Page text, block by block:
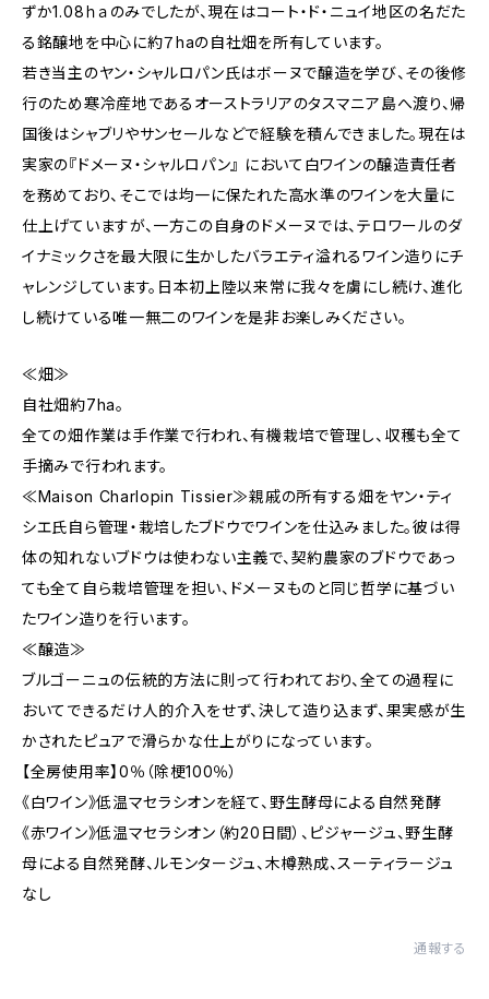
ずか1.08ｈａのみでしたが、現在はコート・ド・ニュイ地区の名だた
る銘醸地を中心に約７haの自社畑を所有しています。
若き当主のヤン・シャルロパン氏はボーヌで醸造を学び、その後修
行のため寒冷産地であるオーストラリアのタスマニア島へ渡り、帰
国後はシャブリやサンセールなどで経験を積んできました。現在は
実家の『ドメーヌ・シャルロパン』 において白ワインの醸造責任者
を務めており、そこでは均一に保たれた高水準のワインを大量に
仕上げていますが、一方この自身のドメーヌでは、テロワールのダ
イナミックさを最大限に生かしたバラエティ溢れるワイン造りにチ
ャレンジしています。日本初上陸以来常に我々を虜にし続け、進化
し続けている唯一無二のワインを是非お楽しみください。
≪畑≫
自社畑約7ha。
全ての畑作業は手作業で行われ、有機栽培で管理し、収穫も全て
手摘みで行われます。
≪Maison Charlopin Tissier≫親戚の所有する畑をヤン・ティ
シエ氏自ら管理・栽培したブドウでワインを仕込みました。彼は得
体の知れないブドウは使わない主義で、契約農家のブドウであっ
ても全て自ら栽培管理を担い、ドメーヌものと同じ哲学に基づい
たワイン造りを行います。
≪醸造≫
ブルゴーニュの伝統的方法に則って行われており、全ての過程に
おいてできるだけ人的介入をせず、決して造り込まず、果実感が生
かされたピュアで滑らかな仕上がりになっています。
【全房使用率】0％（除梗100％）
《白ワイン》低温マセラシオンを経て、野生酵母による自然発酵
《赤ワイン》低温マセラシオン（約20日間）、ピジャージュ、野生酵
母による自然発酵、ルモンタージュ、木樽熟成、スーティラージュ
なし
通報する